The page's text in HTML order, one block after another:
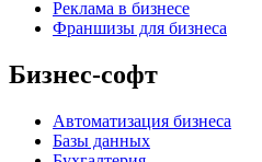
Реклама в бизнесе
Франшизы для бизнеса
Бизнес-софт
Автоматизация бизнеса
Базы данных